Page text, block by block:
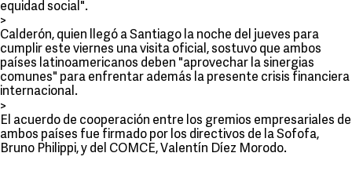
equidad social".
>
Calderón, quien llegó a Santiago la noche del jueves para
cumplir este viernes una visita oficial, sostuvo que ambos
países latinoamericanos deben "aprovechar la sinergias
comunes" para enfrentar además la presente crisis financiera
internacional.
>
El acuerdo de cooperación entre los gremios empresariales de
ambos países fue firmado por los directivos de la Sofofa,
Bruno Philippi, y del COMCE, Valentín Díez Morodo.